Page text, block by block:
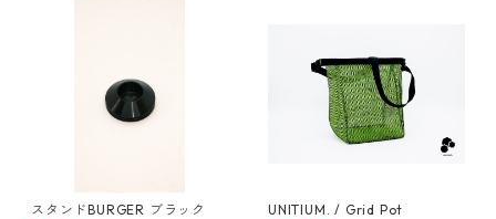
スタンドBURGER ブラック UNITIUM. / Grid Pot